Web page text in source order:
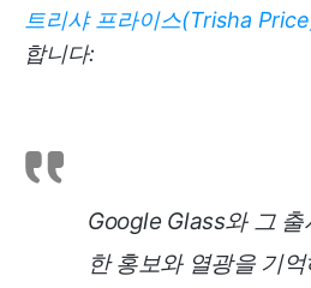
트리샤 프라이스(Trisha
합니다:
Google Glass와 그 출
한 홍보와 열광을 기